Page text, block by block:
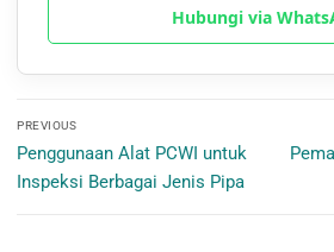
Hubungi via
pos
PREVIOUS
Previous
post:
Penggunaan Alat PCWI untuk
Inspeksi Berbagai Jenis Pipa
Next